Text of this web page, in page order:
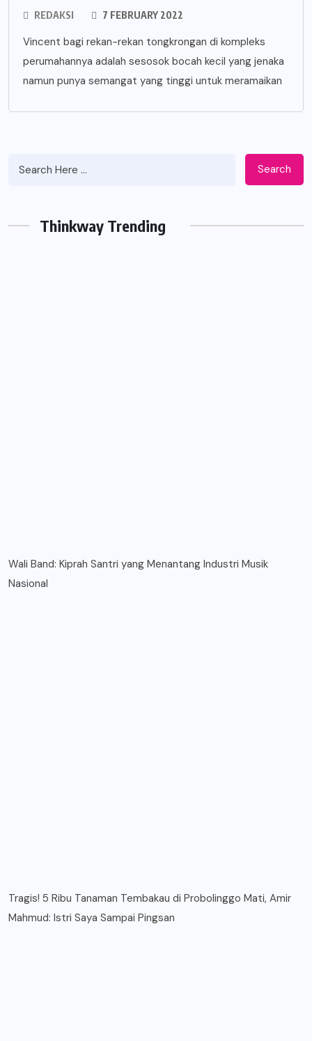
REDAKSI 7 FEBRUARY 2022
Vincent bagi rekan-rekan tongkrongan di kompleks
perumahannya adalah sesosok bocah kecil yang jenaka
namun punya semangat yang tinggi untuk meramaikan
Search
Thinkway Trending
Wali Band: Kiprah Santri yang Menantang Industri Musik
Nasional
Tragis! 5 Ribu Tanaman Tembakau di Probolinggo Mati, Amir
Mahmud: Istri Saya Sampai Pingsan